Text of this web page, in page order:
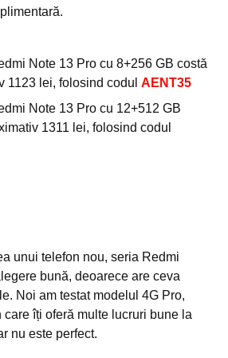
Note 13 Pro cu 8+256 GB costă
1123 lei, folosind codul AENT35
Note 13 Pro cu 12+512 GB
1311 lei, folosind codul
unui telefon nou, seria Redmi
bună, deoarece are ceva
Noi am testat modelul 4G Pro,
care îți oferă multe lucruri bune la
nu este perfect.